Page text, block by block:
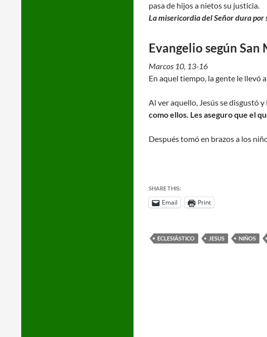
pasa de hijos a nietos su justicia.
La misericordia del Señor dura por
Evangelio según San
Marcos 10, 13-16
En aquel tiempo, la gente le llevó
Al ver aquello, Jesús se disgustó y
como ellos. Les aseguro que el
Después tomó en brazos a los
SHARE THIS:
Email Print
ECLESIÁSTICO JESUS NIÑOS